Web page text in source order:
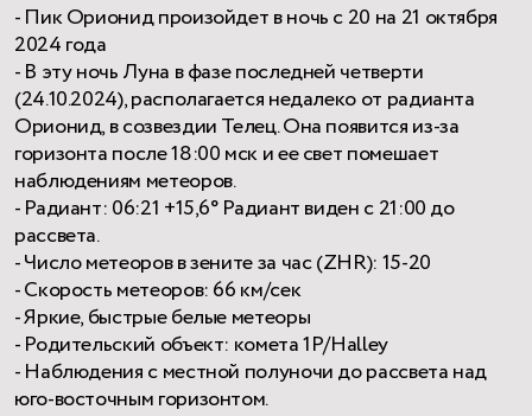
- Пик Орионид произойдет в ночь с 20 на 21 октября
2024 года
- В эту ночь Луна в фазе последней четверти
(24.10.2024), располагается недалеко от радианта
Орионид, в созвездии Телец. Она появится из-за
горизонта после 18:00 мск и ее свет помешает
наблюдениям метеоров.
- Радиант: 06:21 +15,6° Радиант виден c 21:00 до
рассвета.
- Число метеоров в зените за час (ZHR): 15-20
- Скорость метеоров: 66 км/сек
- Яркие, быстрые белые метеоры
- Родительский объект: комета 1P/Halley
- Наблюдения с местной полуночи до рассвета над
юго-восточным горизонтом.